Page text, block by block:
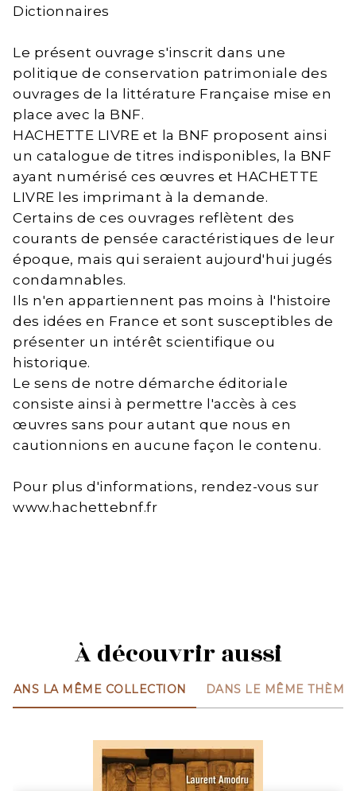
Dictionnaires
Le présent ouvrage s'inscrit dans une
politique de conservation patrimoniale des
ouvrages de la littérature Française mise en
place avec la BNF.
HACHETTE LIVRE et la BNF proposent ainsi
un catalogue de titres indisponibles, la BNF
ayant numérisé ces œuvres et HACHETTE
LIVRE les imprimant à la demande.
Certains de ces ouvrages reflètent des
courants de pensée caractéristiques de leur
époque, mais qui seraient aujourd'hui jugés
condamnables.
Ils n'en appartiennent pas moins à l'histoire
des idées en France et sont susceptibles de
présenter un intérêt scientifique ou
historique.
Le sens de notre démarche éditoriale
consiste ainsi à permettre l'accès à ces
œuvres sans pour autant que nous en
cautionnions en aucune façon le contenu.
Pour plus d'informations, rendez-vous sur
www.hachettebnf.fr
À découvrir aussi
DANS LA MÊME COLLECTION DANS LE MÊME THÈME